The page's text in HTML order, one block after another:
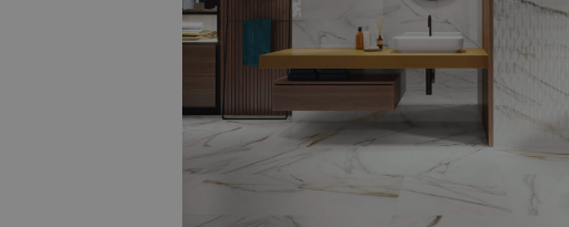
Natuursteenlook, hexagon en
Voor wie een bijzondere twist wil, zijn er
tegels
, speelsehexagon tegelsenterrazzo
maakt u van uw badkamer echt iets unieks.